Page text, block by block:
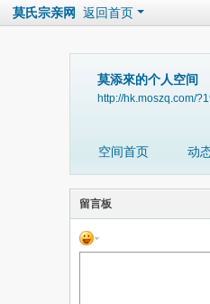
莫氏宗亲网 返回首页
莫添來的个人空间
http://hk.moszq.com/
空间首页 动
留言板